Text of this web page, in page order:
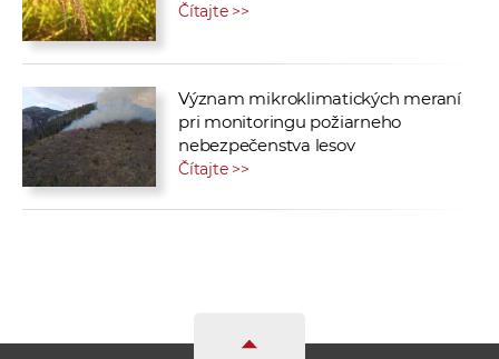
Čítajte >>
Význam mikroklimatických meraní
pri monitoringu požiarneho
nebezpečenstva lesov
Čítajte >>